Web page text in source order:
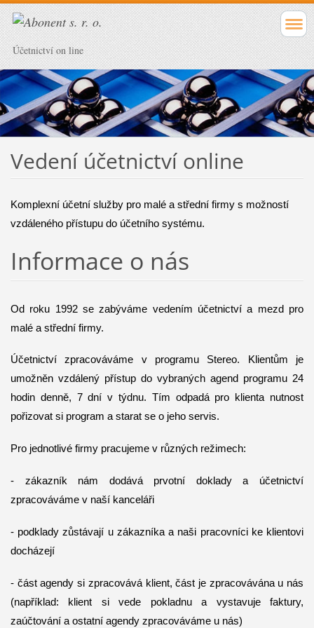
Účetnictví on line
Vedení účetnictví online
Komplexní účetní služby pro malé a střední firmy s možností
vzdáleného přístupu do účetního systému.
Informace o nás
Od roku 1992 se zabýváme vedením účetnictví a mezd pro
malé a střední firmy.
Účetnictví zpracováváme v programu Stereo. Klientům je
umožněn vzdálený přístup do vybraných agend programu 24
hodin denně, 7 dní v týdnu. Tím odpadá pro klienta nutnost
pořizovat si program a starat se o jeho servis.
Pro jednotlivé firmy pracujeme v různých režimech:
- zákazník nám dodává prvotní doklady a účetnictví
zpracováváme v naší kanceláři
- podklady zůstávají u zákazníka a naši pracovníci ke klientovi
docházejí
- část agendy si zpracovává klient, část je zpracovávána u nás
(například: klient si vede pokladnu a vystavuje faktury,
zaúčtování a ostatní agendy zpracováváme u nás)